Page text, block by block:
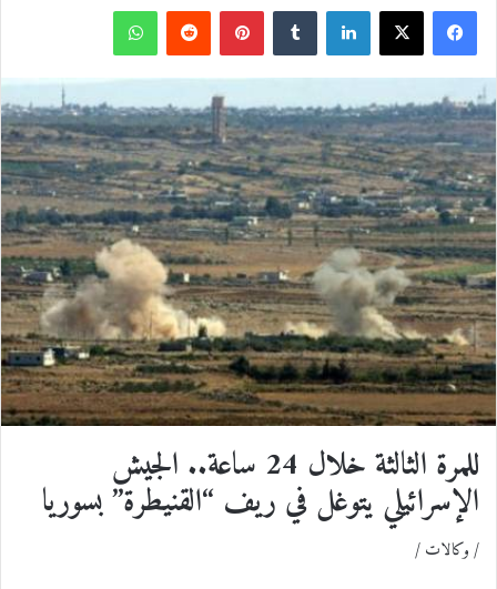
ي
س
ب
و
ك
X
ي
ن
ك
د
إ
ن
T
u
m
b
l
r
ي
ن
ت
ي
ر
ي
س
ت
R
e
d
d
i
t
ا
ت
س
ا
ب
للمرة الثالثة خلال 24 ساعة.. الجيش
الإسرائيلي يتوغل في ريف “القنيطرة” بسوريا
/ وكالات /